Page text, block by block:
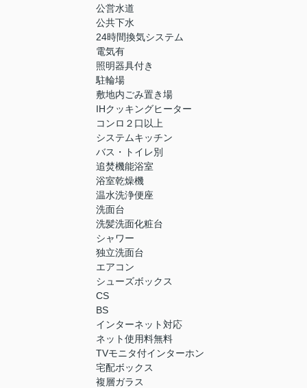
公営水道
公共下水
24時間換気システム
電気有
照明器具付き
駐輪場
敷地内ごみ置き場
IHクッキングヒーター
コンロ２口以上
システムキッチン
バス・トイレ別
追焚機能浴室
浴室乾燥機
温水洗浄便座
洗面台
洗髪洗面化粧台
シャワー
独立洗面台
エアコン
シューズボックス
CS
BS
インターネット対応
ネット使用料無料
TVモニタ付インターホン
宅配ボックス
複層ガラス